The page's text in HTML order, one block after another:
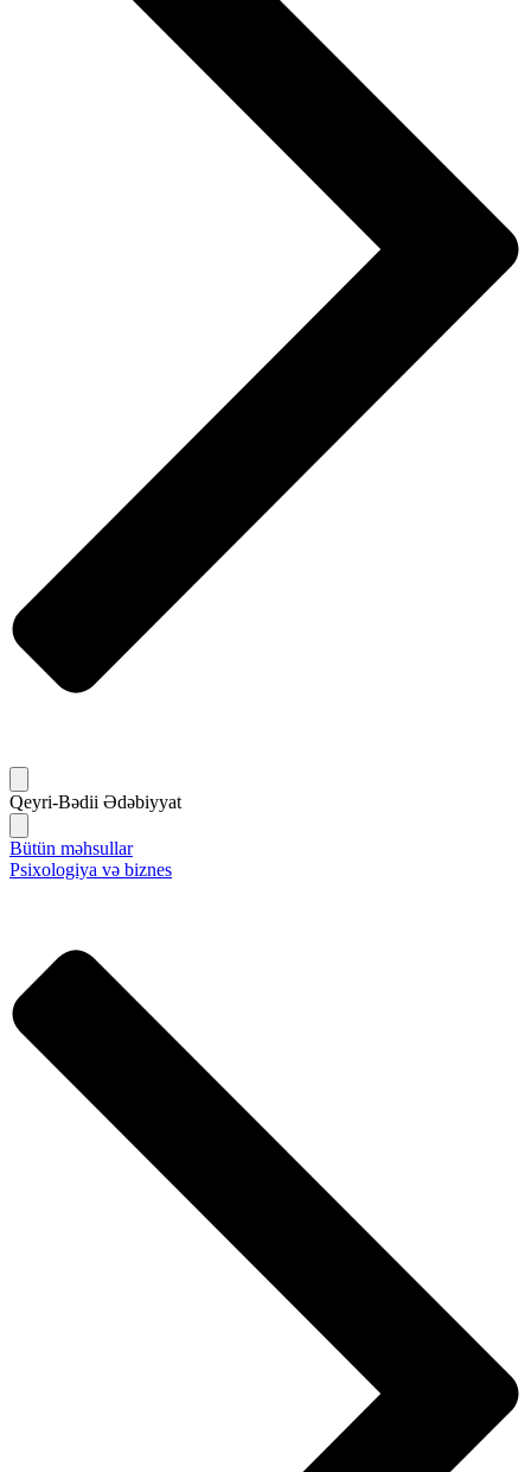
Qeyri-Bədii Ədəbiyyat
Bütün məhsullar
Psixologiya və biznes